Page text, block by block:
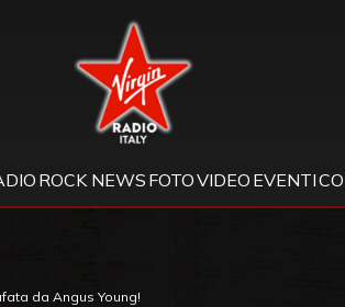
Virgin Radio
ROCK NEWS FOTOVIDEO EVENTI
da Angus Young!